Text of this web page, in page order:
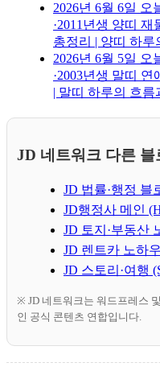
2026년 6월 6일 오
·2011년생 양띠 재
총정리 | 양띠 하루
2026년 6월 5일 오
·2003년생 말띠 연
| 말띠 하루의 흐름
JD 네트워크 다른 블
JD 법률·행정 블
JD행정사 메인
JD 토지·부동산
JD 렌트카 노하우
JD 스토리·여행
※ JD 네트워크는 워드프레스
인 공식 콘텐츠 연합입니다.